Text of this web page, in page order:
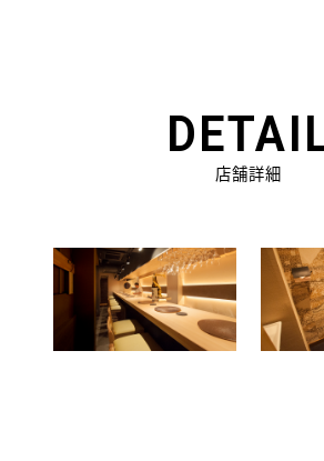
店舗詳細